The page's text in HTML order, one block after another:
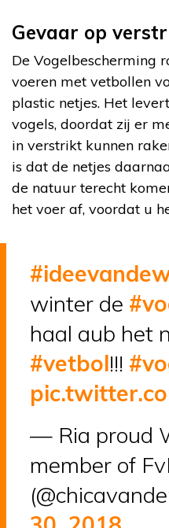
Gevaar op
De Vogelbescherming
voeren met vetbollen
plastic netjes. Het
vogels, doordat zij er
in verstrikt kunnen
is dat de netjes
de natuur terecht
het voer af, voordat u
winter de
haal aub het
#vetbol!!!
— Ria proud
member of